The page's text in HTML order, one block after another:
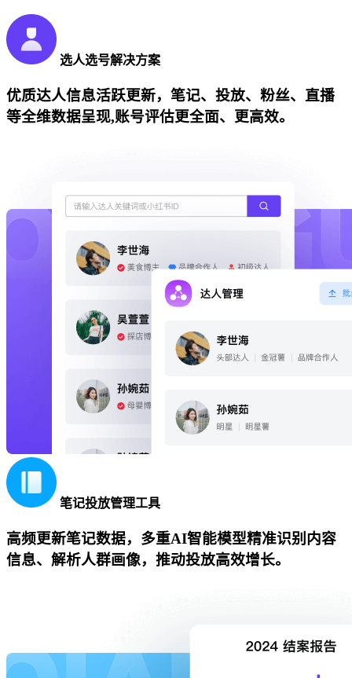
选人选号解决方案
优质达人信息活跃更新，笔记、投放、粉丝、直播
等全维数据呈现,账号评估更全面、更高效。
笔记投放管理工具
高频更新笔记数据，多重AI智能模型精准识别内容
信息、解析人群画像，推动投放高效增长。